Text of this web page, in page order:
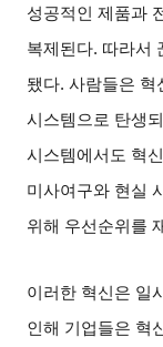
성공적인 제품과
복제된다. 따라서
됐다.사람들은 혁
시스템으로 탄생
시스템에서도 혁
미사여구와 현실
위해 우선순위를
이러한 혁신은 일
인해 기업들은 혁